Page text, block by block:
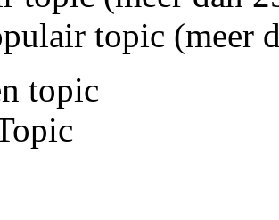
topic (meer
topic